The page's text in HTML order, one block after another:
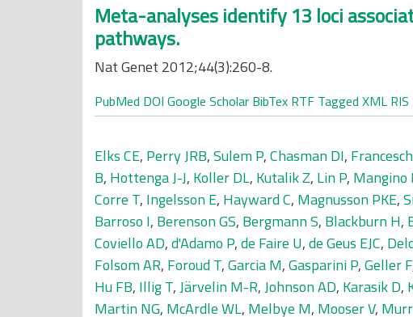
Meta-analyses identify 13 loci
pathways.
Nat Genet 2012;44(3):260-8.
PubMed DOI Google Scholar BibTex RTF Tagged XML RIS
Elks CE, Perry JRB,Sulem P,Chasman DI,
B, Hottenga J-J, Koller DL, Kutalik Z, Lin P, Mangino
Corre T, Ingelsson E, Hayward C, Magnusson PKE,
Barroso I, Berenson GS, Bergmann S, Blackburn H,
Coviello AD,d'Adamo P,de Faire U,de Geus EJC,
Folsom AR, Foroud T,Garcia M,Gasparini P,Geller F
Hu FB, Illig T,Järvelin M-R,Johnson AD, Karasik D,
Martin NG, McArdle WL, Melbye M, Mooser V,